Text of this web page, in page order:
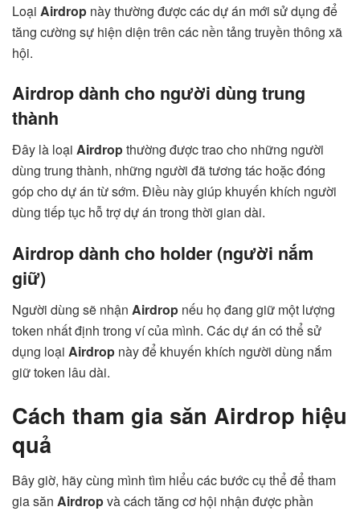
Loại Airdrop này thường được các dự án mới sử dụng để
tăng cường sự hiện diện trên các nền tảng truyền thông xã
hội.
Airdrop dành cho người dùng trung
thành
Đây là loại Airdropthường được trao cho những người
dùng trung thành, những người đã tương tác hoặc đóng
góp cho dự án từ sớm. Điều này giúp khuyến khích người
dùng tiếp tục hỗ trợ dự án trong thời gian dài.
Airdrop dành cho holder (người nắm
giữ)
Người dùng sẽ nhận Airdrop nếu họ đang giữ một lượng
token nhất định trong ví của mình. Các dự án có thể sử
dụng loại Airdrop này để khuyến khích người dùng nắm
giữ token lâu dài.
Cách tham gia săn Airdrop hiệu
quả
Bây giờ, hãy cùng mình tìm hiểu các bước cụ thể để tham
gia săn Airdropvà cách tăng cơ hội nhận được phần